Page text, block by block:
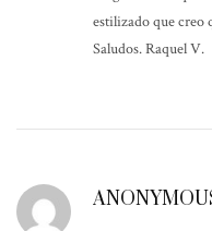
estilizado que creo
Saludos. Raquel V.